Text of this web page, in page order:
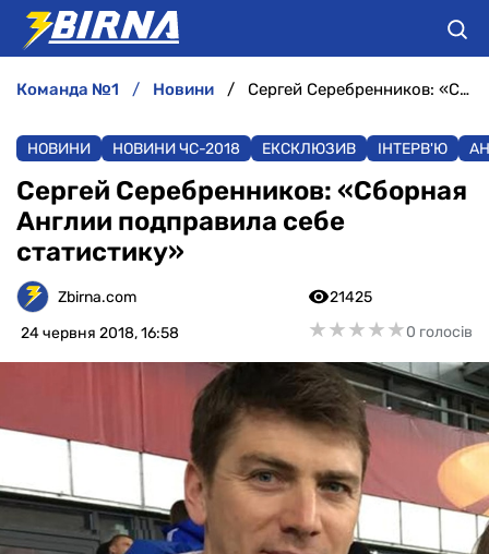
АНАЛІТИКА
ІНТЕРВ'Ю
РІЗНЕ
БУКМЕКЕРИ
команда №1 новини Сергей Серебренников: «Сборная Англии подправила себе статистику»
НОВИНИ НОВИНИ ЧС-2018 ЕКСКЛЮЗИВ ІНТЕРВ'Ю
Сергей Серебренников: «Сборная
Англии подправила себе
статистику»
Zbirna.com
24 червня 2018, 16:58
21425
★★★★★
★★★★★0 голосів